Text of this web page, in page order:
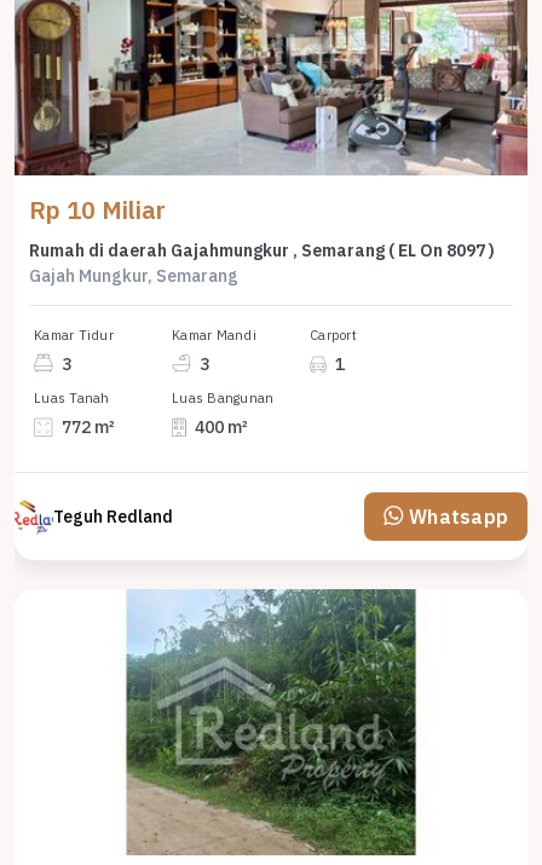
Rp 10 Miliar
Rumah di daerah Gajahmungkur , Semarang ( EL On 8097 )
Gajah Mungkur, Semarang
Kamar Tidur
3
Kamar Mandi
3
Carport
1
Luas Tanah
772 m²
Luas Bangunan
400 m²
Teguh Redland Whatsapp